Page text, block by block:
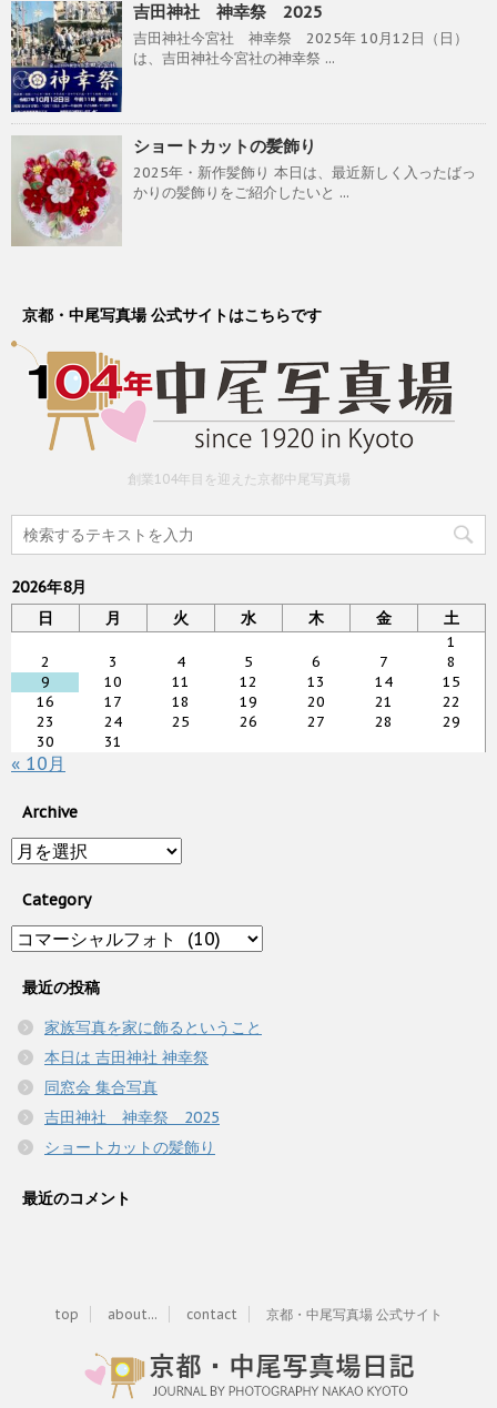
吉田神社 神幸祭 2025
吉田神社今宮社 神幸祭 2025年 10月12日（日）
は、吉田神社今宮社の神幸祭 ...
ショートカットの髪飾り
2025年・新作髪飾り 本日は、最近新しく入ったばっ
かりの髪飾りをご紹介したいと ...
京都・中尾写真場 公式サイトはこちらです
創業104年目を迎えた京都中尾写真場
2026年8月
日
月 火 水 木 金 土
1
2
3 4 5 6 7
8
9
10 11 12 13 14
15
16
17 18 19 20 21
22
23
24 25 26 27 28
29
30
31
« 10月
Archive
Archive
Category
Category
最近の投稿
家族写真を家に飾るということ
本日は 吉田神社 神幸祭
同窓会 集合写真
吉田神社 神幸祭 2025
ショートカットの髪飾り
最近のコメント
top about... contact 京都・中尾写真場 公式サイト